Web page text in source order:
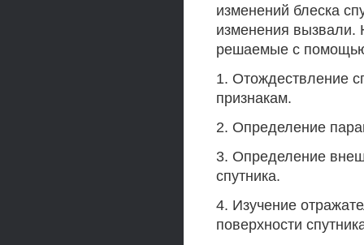
изменений блеска
изменения
решаемые с
1. Отождествление
признакам.
2. Определение
3. Определение
спутника.
4. Изучение
поверхности